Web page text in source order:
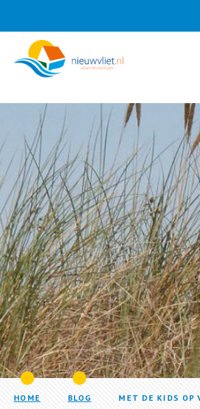
HOME BLOG MET DE KIDS OP